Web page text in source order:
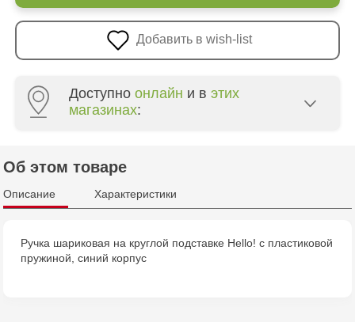
Добавить в wish-list
Доступно онлайн и в этих
магазинах:
Multistore Centru - bd. Cantemir, 6
Об этом товаре
Описание Характеристики
Ручка шариковая на круглой подставке Hello! с пластиковой
пружиной, синий корпус